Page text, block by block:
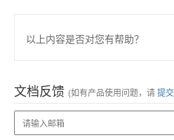
以上内容是否对您有帮助？
文档反馈 (如有产品使用问题，请提